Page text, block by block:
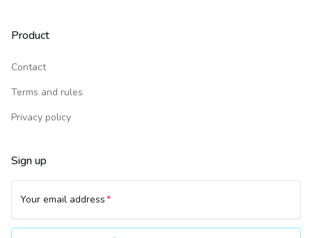
Product
Contact
Terms and rules
Privacy policy
Sign up
Your email address